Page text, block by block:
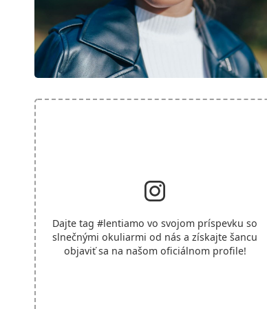
Dajte tag #lentiamo vo svojom príspevku so
slnečnými okuliarmi od nás a získajte šancu
objaviť sa na našom oficiálnom profile!